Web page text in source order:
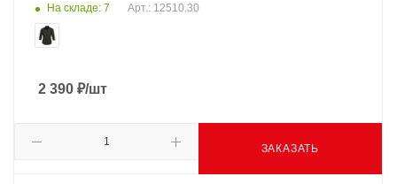
На складе: 7 Арт.: 12510.30
2 390 ₽/шт
ЗАКАЗАТЬ